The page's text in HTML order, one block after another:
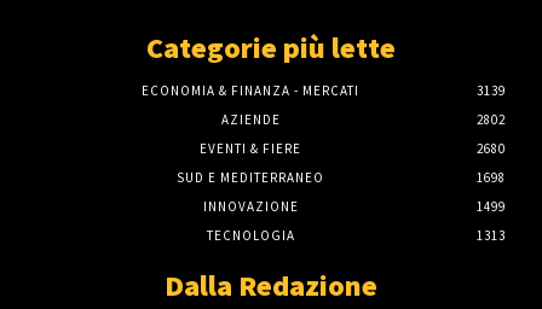
Categorie più lette
ECONOMIA & FINANZA - MERCATI
3139
AZIENDE
2802
EVENTI & FIERE
2680
SUD E MEDITERRANEO
1698
INNOVAZIONE
1499
TECNOLOGIA
1313
Dalla Redazione